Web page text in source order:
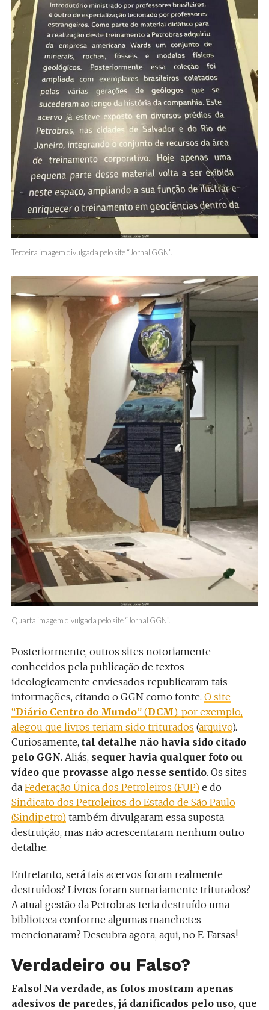
Terceira imagem divulgada pelo site “Jornal GGN”.
Quarta imagem divulgada pelo site “Jornal GGN”.
Posteriormente, outros sites notoriamente
conhecidos pela publicação de textos
ideologicamente enviesados republicaram tais
informações, citando o GGN como fonte. O site
“Diário Centro do Mundo” (DCM), por exemplo,
alegou que livros teriam sido triturados (arquivo).
Curiosamente, tal detalhe não havia sido citado
pelo GGN. Aliás, sequer havia qualquer foto ou
vídeo que provasse algo nesse sentido. Os sites
da Federação Única dos Petroleiros (FUP)e do
Sindicato dos Petroleiros do Estado de São Paulo
(Sindipetro)também divulgaram essa suposta
destruição, mas não acrescentaram nenhum outro
detalhe.
Entretanto, será tais acervos foram realmente
destruídos? Livros foram sumariamente triturados?
A atual gestão da Petrobras teria destruído uma
biblioteca conforme algumas manchetes
mencionaram? Descubra agora, aqui, no E-Farsas!
Verdadeiro ou Falso?
Falso! Na verdade, as fotos mostram apenas
adesivos de paredes, já danificados pelo uso, que